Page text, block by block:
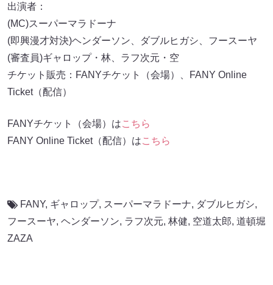
出演者：
(MC)スーパーマラドーナ
(即興漫才対決)ヘンダーソン、ダブルヒガシ、フースーヤ
(審査員)ギャロップ・林、ラフ次元・空
チケット販売：FANYチケット（会場）、FANY Online
Ticket（配信）
FANYチケット（会場）はこちら
FANY Online Ticket（配信）はこちら
FANY, ギャロップ, スーパーマラドーナ, ダブルヒガシ,
フースーヤ, ヘンダーソン, ラフ次元, 林健, 空道太郎, 道頓堀
ZAZA